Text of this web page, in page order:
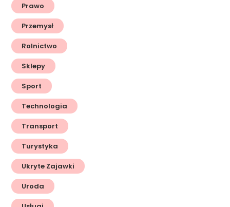
Prawo
Przemysł
Rolnictwo
Sklepy
Sport
Technologia
Transport
Turystyka
Ukryte Zajawki
Uroda